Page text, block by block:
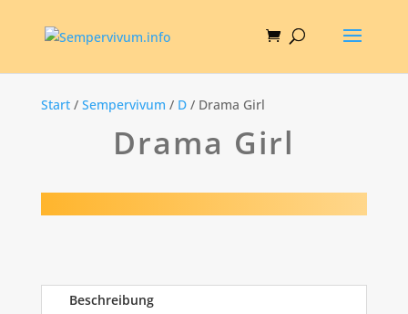
Start/ Sempervivum / D/ Drama Girl
Drama Girl
Beschreibung